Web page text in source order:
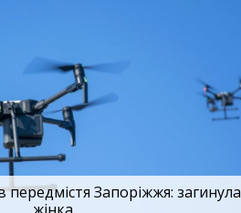
передмістя Запоріжжя: загинула